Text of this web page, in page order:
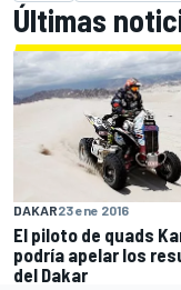
Últimas
DAKAR23 ene 2016
El piloto de quads
podría apelar los
del Dakar